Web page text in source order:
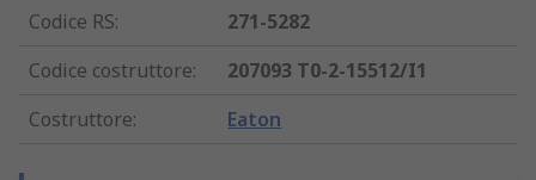
Codice RS:
271-5282
Codice costruttore:
207093 T0-2-15512/I1
Costruttore: Eaton